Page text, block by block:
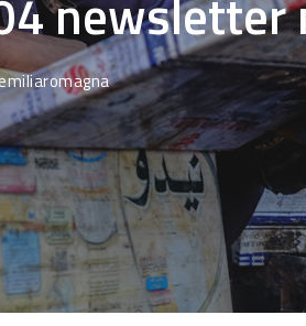
newsletter